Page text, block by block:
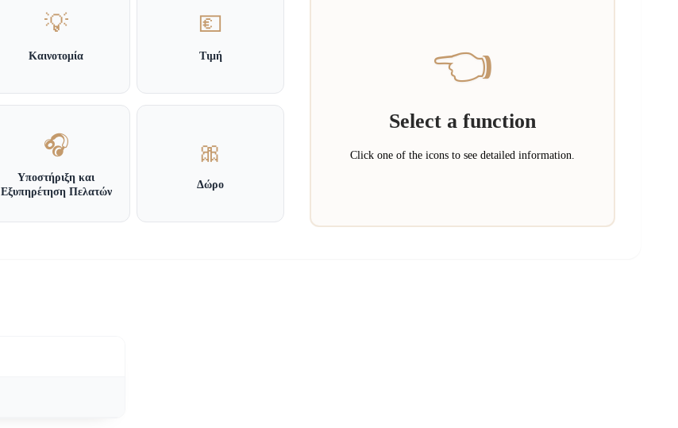
💡
Καινοτομία
💶
Τιμή 👈
Select a function
Click one of the icons to see detailed information.
🎧
Υποστήριξη και
Εξυπηρέτηση Πελατών
🎀
Δώρο